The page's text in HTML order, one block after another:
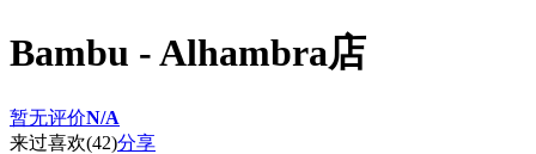
Bambu - Alhambra店
暂无评价N/A
来过喜欢(42)分享